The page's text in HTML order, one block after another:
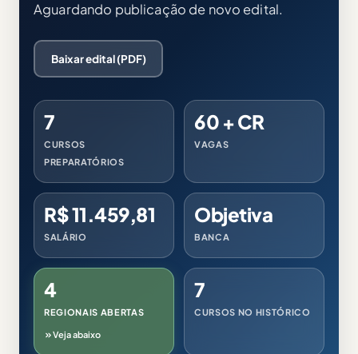
Aguardando publicação de novo edital.
Baixar edital (PDF)
7
CURSOS
PREPARATÓRIOS
60 + CR
VAGAS
R$ 11.459,81
SALÁRIO
Objetiva
BANCA
4
REGIONAIS ABERTAS
Veja abaixo
7
CURSOS NO HISTÓRICO